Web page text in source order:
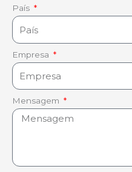
País
Empresa
Mensagem